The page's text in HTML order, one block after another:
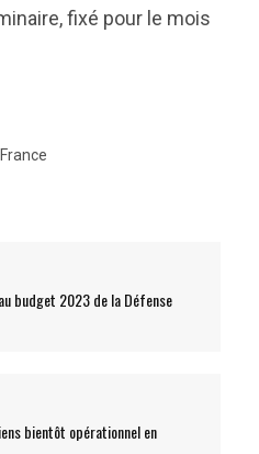
fixé pour le mois
France
budget 2023 de la Défense
bientôt opérationnel en